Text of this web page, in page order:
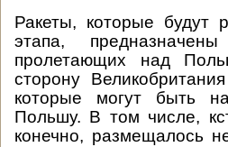
Ракеты, которые будут
этапа,
пролетающих над
сторону
которые могут быть
Польшу. В том числе,
конечно, размещалось